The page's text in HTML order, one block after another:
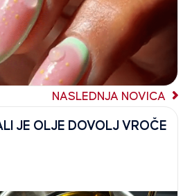
NASLEDNJA NOVICA
JE OLJE DOVOLJ VROČE